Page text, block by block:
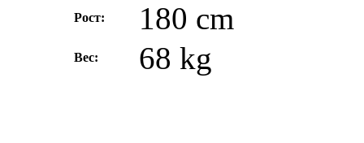
Рост: 180 cm
Вес: 68 kg